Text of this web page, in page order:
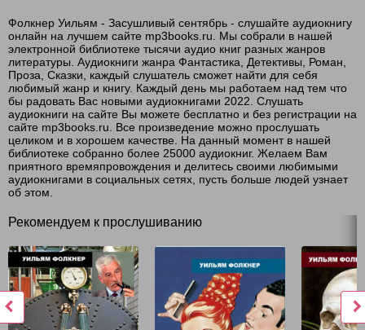
Фолкнер Уильям - Засушливый сентябрь - слушайте аудиокнигу
онлайн на лучшем сайте mp3books.ru. Мы собрали в нашей
электронной библиотеке тысячи аудио книг разных жанров
литературы. Аудиокниги жанра Фантастика, Детективы, Роман,
Проза, Сказки, каждый слушатель сможет найти для себя
любимый жанр и книгу. Каждый день мы работаем над тем что
бы радовать Вас новыми аудиокнигами 2022. Слушать
аудиокниги на сайте Вы можете бесплатно и без регистрации на
сайте mp3books.ru. Все произведение можно прослушать
целиком и в хорошем качестве. На данный момент в нашей
библиотеке собранно более 25000 аудиокниг. Желаем Вам
приятного времяпровождения и делитесь своими любимыми
аудиокнигами в социальных сетях, пусть больше людей узнает
об этом.
Рекомендуем к прослушиванию